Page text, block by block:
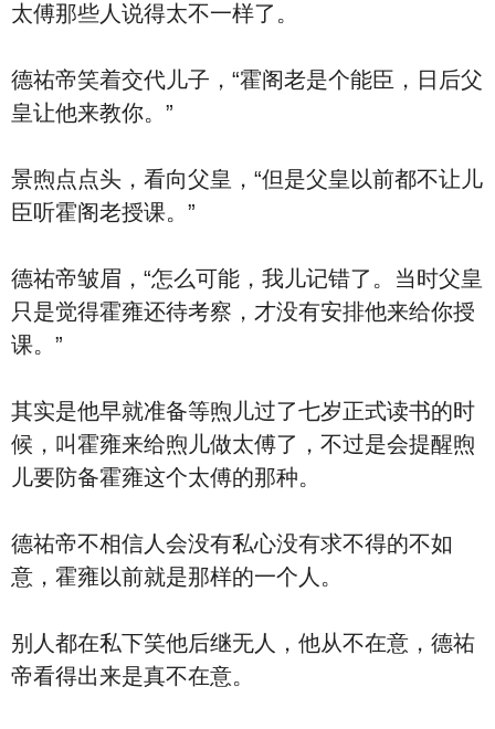
太傅那些人说得太不一样了。
德祐帝笑着交代儿子，“霍阁老是个能臣，日后父
皇让他来教你。”
景煦点点头，看向父皇，“但是父皇以前都不让儿
臣听霍阁老授课。”
德祐帝皱眉，“怎么可能，我儿记错了。当时父皇
只是觉得霍雍还待考察，才没有安排他来给你授
课。”
其实是他早就准备等煦儿过了七岁正式读书的时
候，叫霍雍来给煦儿做太傅了，不过是会提醒煦
儿要防备霍雍这个太傅的那种。
德祐帝不相信人会没有私心没有求不得的不如
意，霍雍以前就是那样的一个人。
别人都在私下笑他后继无人，他从不在意，德祐
帝看得出来是真不在意。